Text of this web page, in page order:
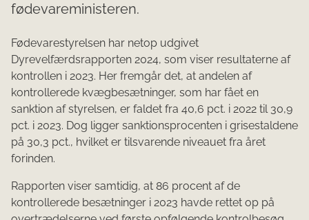
fødevareministeren.
Fødevarestyrelsen har netop udgivet
Dyrevelfærdsrapporten 2024, som viser resultaterne af
kontrollen i 2023. Her fremgår det, at andelen af
kontrollerede kvægbesætninger, som har fået en
sanktion af styrelsen, er faldet fra 40,6 pct. i 2022 til 30,9
pct. i 2023. Dog ligger sanktionsprocenten i grisestaldene
på 30,3 pct., hvilket er tilsvarende niveauet fra året
forinden.
Rapporten viser samtidig, at 86 procent af de
kontrollerede besætninger i 2023 havde rettet op på